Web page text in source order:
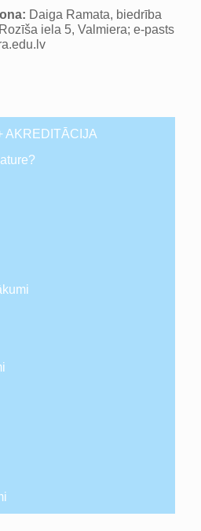
Daiga Ramata, biedrība
iela 5, Valmiera; e-pasts
AKREDITĀCIJA